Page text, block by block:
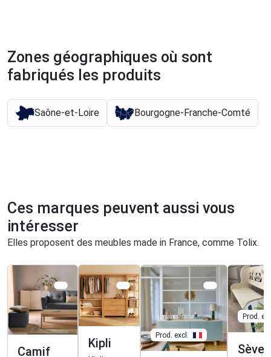
Zones géographiques où sont
fabriqués les produits
Saône-et-Loire Bourgogne-Franche-Comté
Ces marques peuvent aussi vous
intéresser
Elles proposent des meubles made in France, comme Tolix.
Camif
Kipli
Prod. excl.
Prod.
Sève